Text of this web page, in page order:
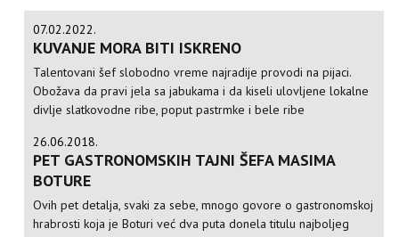
07.02.2022.
KUVANJE MORA BITI ISKRENO
Talentovani šef slobodno vreme najradije provodi na pijaci.
Obožava da pravi jela sa jabukama i da kiseli ulovljene lokalne
divlje slatkovodne ribe, poput pastrmke i bele ribe
26.06.2018.
PET GASTRONOMSKIH TAJNI ŠEFA MASIMA
BOTURE
Ovih pet detalja, svaki za sebe, mnogo govore o gastronomskoj
hrabrosti koja je Boturi već dva puta donela titulu najboljeg